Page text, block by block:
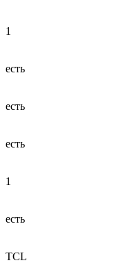
1
есть
есть
есть
1
есть
TCL